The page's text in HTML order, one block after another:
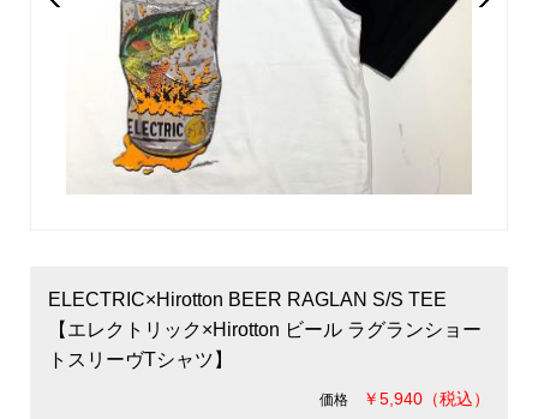
ELECTRIC×Hirotton BEER RAGLAN S/S TEE
【エレクトリック×Hirotton ビール ラグランショー
トスリーヴTシャツ】
価格 ￥5,940（税込）